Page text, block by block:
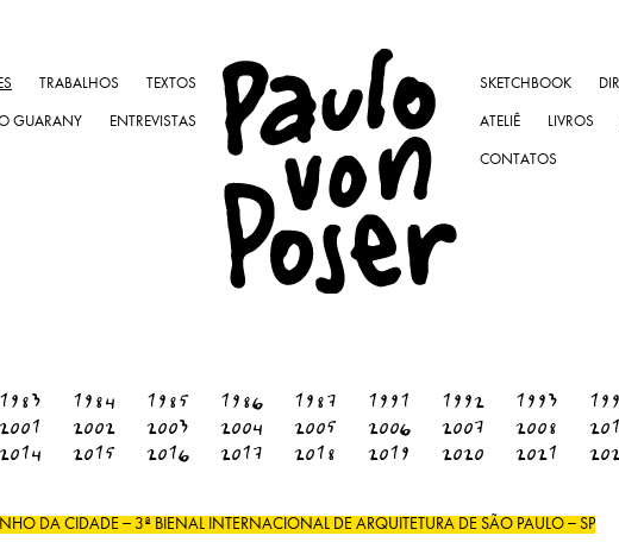
TRABALHOS TEXTOS
GUARANY ENTREVISTAS
SKETCHBOOK
ATELIÊ LIVROS
CONTATOS
1983 1984 1985 1986 1987 1991 1992 1993
2001 2002 2003 2004 2005 2006 2007 2008
2014 2015 2016 2017 2018 2019 2020 2021
DA CIDADE – 3ª BIENAL INTERNACIONAL DE ARQUITETURA DE SÃO PAULO – SP